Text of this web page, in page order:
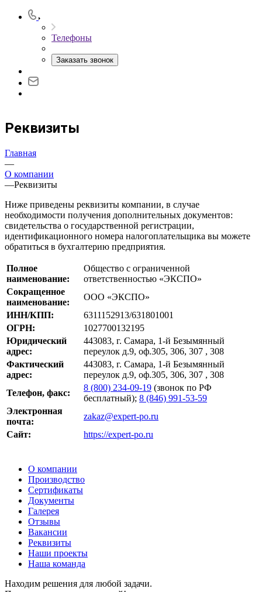
Телефоны
Заказать звонок
Реквизиты
Главная
—
О компании
—Реквизиты
Ниже приведены реквизиты компании, в случае
необходимости получения дополнительных документов:
свидетельства о государственной регистрации,
идентификационного номера налогоплательщика вы можете
обратиться в бухгалтерию предприятия.
Полное
наименование:
Общество с ограниченной
ответственностью «ЭКСПО»
Сокращенное
наименование:
ООО «ЭКСПО»
ИНН/КПП:
6311152913/631801001
ОГРН:
1027700132195
Юридический
адрес:
443083, г. Самара, 1-й Безымянный
переулок д.9, оф.305, 306, 307 , 308
Фактический
адрес:
443083, г. Самара, 1-й Безымянный
переулок д.9, оф.305, 306, 307 , 308
Телефон, факс:
8 (800) 234-09-19 (звонок по РФ
бесплатный); 8 (846) 991-53-59
Электронная
почта:
zakaz@expert-po.ru
Сайт:
https://expert-po.ru
О компании
Производство
Сертификаты
Документы
Галерея
Отзывы
Вакансии
Реквизиты
Наши проекты
Наша команда
Находим решения для любой задачи.